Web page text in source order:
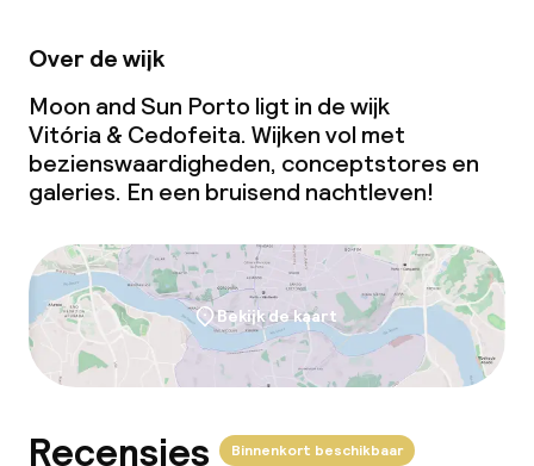
Over de wijk
Moon and Sun Porto ligt in de wijk
Vitória & Cedofeita. Wijken vol met
bezienswaardigheden, conceptstores en
galeries. En een bruisend nachtleven!
Bekijk de kaart
Recensies Binnenkort beschikbaar